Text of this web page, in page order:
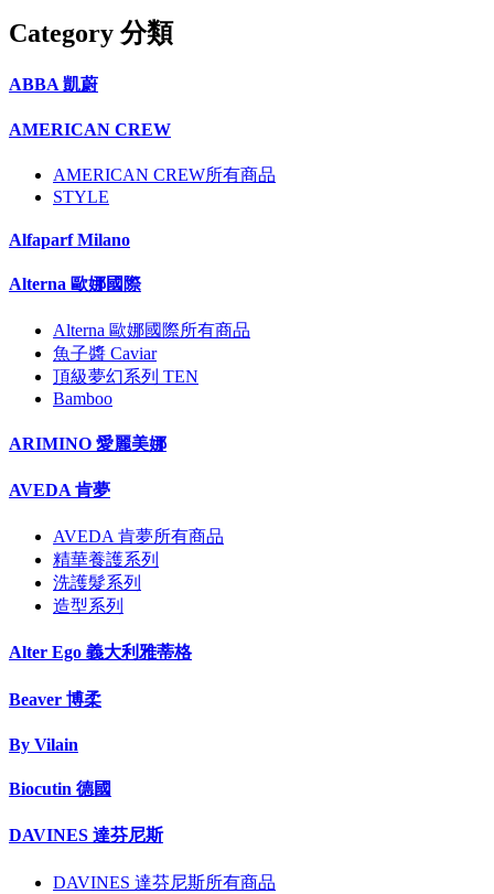
Category 分類
ABBA 凱蔚
AMERICAN CREW
AMERICAN CREW所有商品
STYLE
Alfaparf Milano
Alterna 歐娜國際
Alterna 歐娜國際所有商品
魚子醬 Caviar
頂級夢幻系列 TEN
Bamboo
ARIMINO 愛麗美娜
AVEDA 肯夢
AVEDA 肯夢所有商品
精華養護系列
洗護髮系列
造型系列
Alter Ego 義大利雅蒂格
Beaver 博柔
By Vilain
Biocutin 德國
DAVINES 達芬尼斯
DAVINES 達芬尼斯所有商品